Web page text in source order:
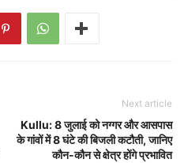
Next article
Kullu: 8 जुलाई को नग्गर और आसपास
के गांवों में 8 घंटे की बिजली कटौती, जानिए
कौन-कौन से क्षेत्र होंगे प्रभावित